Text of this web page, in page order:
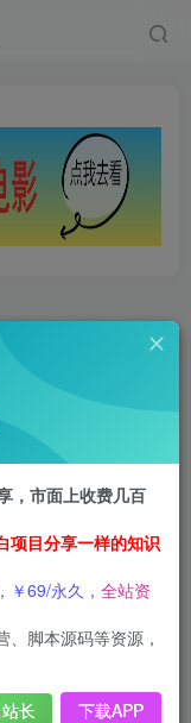
，高效做账号
0 714 24
做账号
VIP会员 免费
限，请先开通会员
，市面上收费几百
项目分享一样的知识
￥69/永久， 全站资
脚本源码等资源，
长 下载APP